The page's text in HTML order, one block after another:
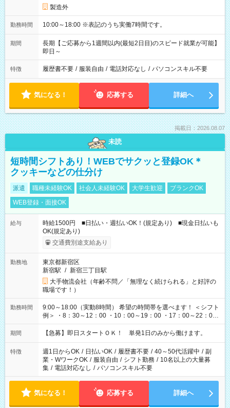
製造外
勤務時間 10:00～18:00 ※表記のうち実働7時間です。
期間
長期【ご応募から1週間以内(最短2日目)のスピード就業が可能】
即日～
特徴 履歴書不要 / 服装自由 / 電話対応なし / パソコンスキル不要
気になる！ 応募する 詳細へ
掲載日：2026.08.07
未読
短時間シフトあり！WEBでサクッと登録OK＊
クッキーなどの仕分け
派遣 職種未経験OK 社会人未経験OK 大学生歓迎
ブランクOK
WEB登録・面接OK
給与
時給1500円 ■日払い・週払いOK！(規定あり) ■現金日払いも
OK(規定あり)
交通費別途支給あり
勤務地
東京都新宿区
新宿駅 / 新宿三丁目駅
大手物流会社（年齢不問／「無理なく続けられる」と好評の
職場です！）
勤務時間
9:00～18:00（実動8時間） 希望の時間帯を選べます！ ＜シフト
例＞ ・8：30～12：00 ・10：00～19：00 ・17：00～22：00
・13：00～22：00 ・22：00～翌6：00 など
期間 【急募】即日スタートＯＫ！ 単発1日のみから働けます。
特徴 週1日からOK / 日払いOK / 履歴書不要 / 40～50代活躍中 / 副
業・WワークOK / 服装自由 / シフト勤務 / 10名以上の大量募
集 / 電話対応なし / パソコンスキル不要
気になる！ 応募する 詳細へ